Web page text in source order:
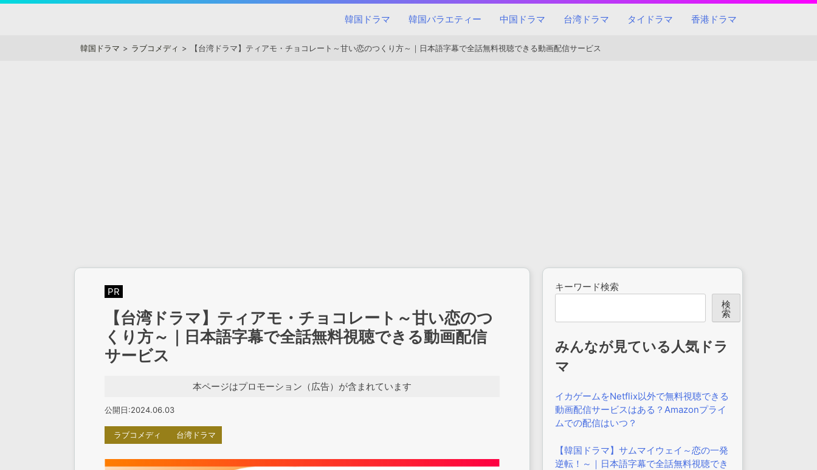
韓国ドラマ 韓国バラエティー 中国ドラマ 台湾ドラマ タイドラマ 香港ドラマ
韓国ドラマ ラブコメディ 【台湾ドラマ】ティアモ・チョコレート～甘い恋のつくり方～｜日本語字幕で全話無料視聴できる動画配信サービス
PR
【台湾ドラマ】ティアモ・チョコレート～甘い恋のつ
くり方～｜日本語字幕で全話無料視聴できる動画配信
サービス
本ページはプロモーション（広告）が含まれています
公開日:2024.06.03
ラブコメディ 台湾ドラマ
キーワード検索
検
索
みんなが見ている人気ドラ
マ
イカゲームをNetflix以外で無料視聴できる
動画配信サービスはある？Amazonプライ
ムでの配信はいつ？
【韓国ドラマ】サムマイウェイ～恋の一発
逆転！～｜日本語字幕で全話無料視聴でき